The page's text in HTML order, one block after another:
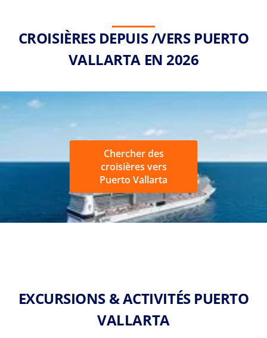
CROISIÈRES DEPUIS /VERS PUERTO
VALLARTA EN 2026
Chercher des
croisières vers
Puerto Vallarta
EXCURSIONS & ACTIVITÉS PUERTO
VALLARTA